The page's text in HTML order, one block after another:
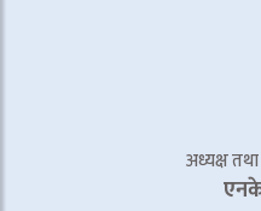
अध्यक्ष